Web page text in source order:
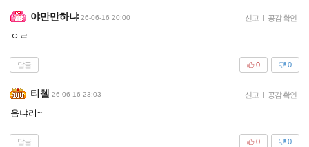
야만만하냐 26-06-16 20:00 신고 | 공감 확인
ㅇㄹ
답글 0
0
티첼 26-06-16 23:03 신고 | 공감 확인
음냐리~
답글 0
0